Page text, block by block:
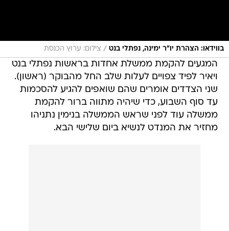
בווידאו: הצהרת יו"ר ימינה, נפתלי בנט / צילום: ערוץ הכנסת
המגעים להקמת ממשלת אחדות בראשות נפתלי בנט
ויאיר לפיד צפויים לעלות שלב החל מהבוקר (ראשון).
שני הצדדים אומרים שהם שואפים להגיע להסכמות
עד סוף השבוע, כדי שיהיה מתווה ברור להקמת
ממשלה עוד לפני שראש הממשלה בנימין נתניהו
מחזיר את המנדט לנשיא ביום שלישי הבא.